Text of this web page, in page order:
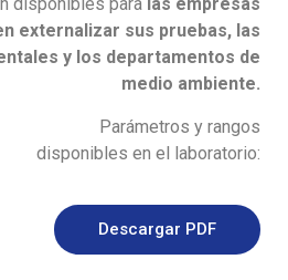
externalizar sus pruebas, las
y los departamentos de
medio ambiente.
Parámetros y rangos
disponibles en el laboratorio:
Descargar PDF